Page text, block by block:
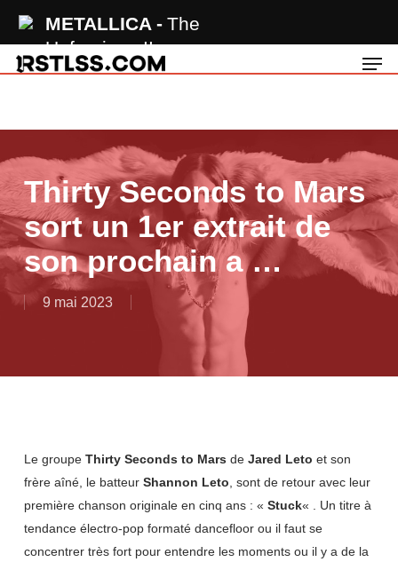
METALLICA
The
Unforgiven II
main
Thirty Seconds to Mars
sort un 1er extrait de
son prochain a …
9 mai 2023
Le groupe Thirty Seconds to Mars de Jared Leto et son
frère aîné, le batteur Shannon Leto , sont de retour avec leur
première chanson originale en cinq ans : « Stuck« . Un titre à
tendance électro-pop formaté dancefloor ou il faut se
concentrer très fort pour entendre les moments ou il y a de la